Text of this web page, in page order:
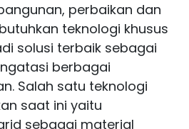
perbaikan dan
teknologi khusus
solusi terbaik sebagai
berbagai
Salah satu teknologi
saat ini yaitu
sebagai material